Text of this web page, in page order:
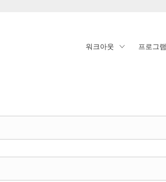
워크아웃 프로그램